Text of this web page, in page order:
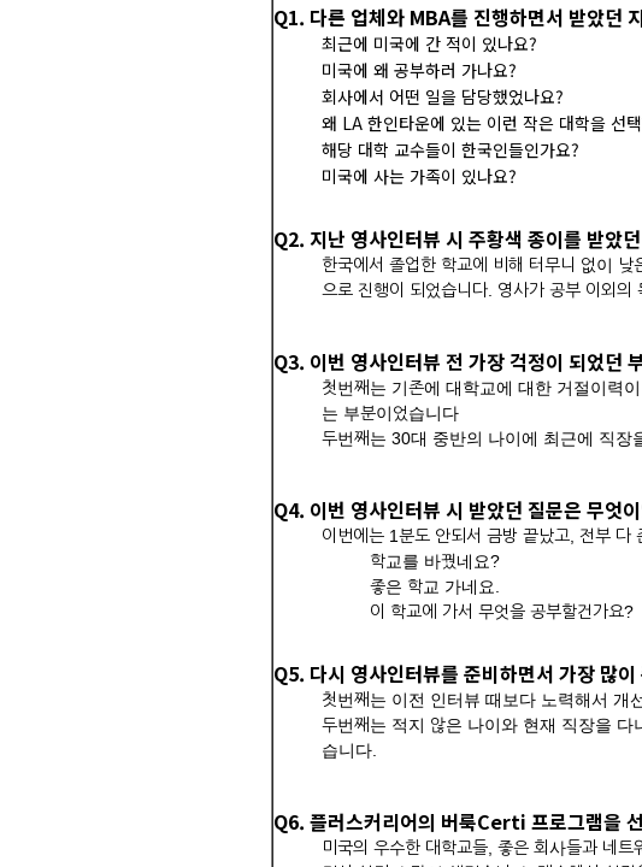
Q1. 다른 업체와 MBA를 진행하면서 받았던
최근에 미국에 간 적이 있나요?
미국에 왜 공부하러 가나요?
회사에서 어떤 일을 담당했었나요?
왜 LA 한인타운에 있는 이런 작은 대학을 선
해당 대학 교수들이 한국인들인가요?
미국에 사는 가족이 있나요?
Q2. 지난 영사인터뷰 시 주황색 종이를 받았
한국에서 졸업한 학교에 비해 터무니 없이
으로 진행이 되었습니다. 영사가 공부 이외의
Q3. 이번 영사인터뷰 전 가장 걱정이 되었던
첫번째는 기존에 대학교에 대한 거절이력
는 부분이었습니다
두번째는 30대 중반의 나이에 최근에 직장
Q4. 이번 영사인터뷰 시 받았던 질문은 무엇
이번에는 1분도 안되서 금방 끝났고, 전부 다
학교를 바꿨네요?
좋은 학교 가네요.
이 학교에 가서 무엇을 공부할건가요?
Q5. 다시 영사인터뷰를 준비하면서 가장 많
첫번째는 이전 인터뷰 때보다 노력해서 개
두번째는 적지 않은 나이와 현재 직장을
습니다.
Q6. 플러스커리어의 버룩Certi 프로그램을
미국의 우수한 대학교들, 좋은 회사들과 네